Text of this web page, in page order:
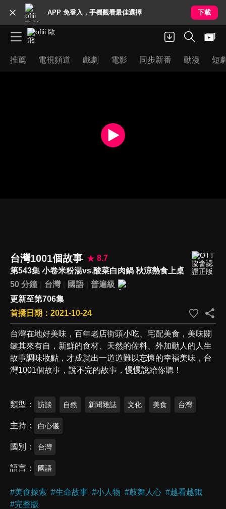
APP 免登入，手機觀看最佳選擇 下載
推薦 電視頻道 戲劇 電影 同步新番 動漫 短
台灣1001個故事
8.7
第543集 小卷米粉湯vs.酸菜白肉鍋 秋涼熱食上桌
50 分鐘
台灣 國語
普遍級
更新至第706集
首播日期：2021-10-24
台灣在地好美味，百年老店街頭小吃、宅配美食，美味關
鍵其來有自，新鮮的食材、天然的佐料、外加動人的人生
故事調味妝點，才成就出一道道難以忘懷的幸福美味，台
灣1001個故事，說不完的故事，慢慢說給你聽！
類型 訪談 自然 新聞雜誌 文化 美食 台灣
主持 白心儀
國別 台灣
語言 國語
#美食探索 #生命故事 #小人物 #鼓舞人心 #越看越餓
#完整版